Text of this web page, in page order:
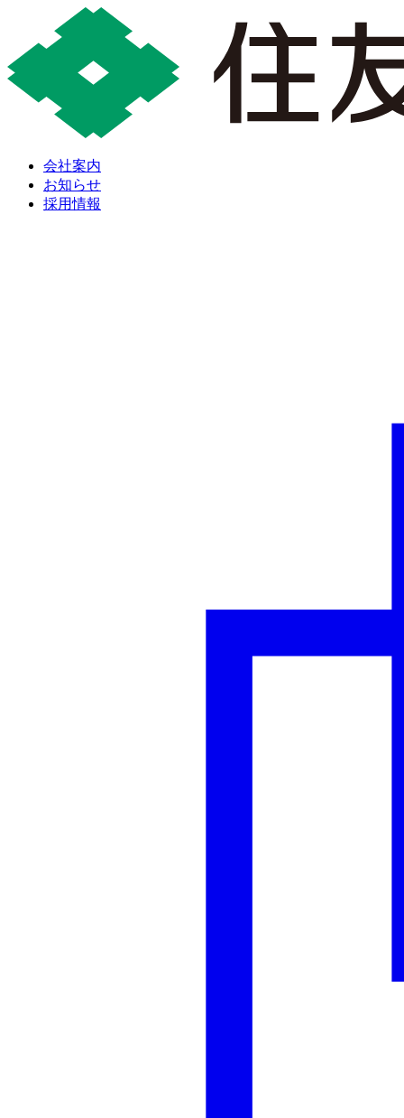
会社案内
お知らせ
採用情報